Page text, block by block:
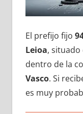
El prefijo fijo
Leioa, situado
dentro dе la
Vasco. Si
es muy